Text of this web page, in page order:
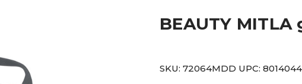
BEAUTY
SKU: 72064MDD UPC: